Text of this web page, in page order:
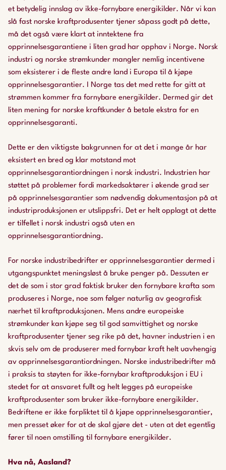
et betydelig innslag av ikke-fornybare energikilder. Når vi kan
slå fast norske kraftprodusenter tjener såpass godt på dette,
må det også være klart at inntektene fra
opprinnelsesgarantiene i liten grad har opphav i Norge. Norsk
industri og norske strømkunder mangler nemlig incentivene
som eksisterer i de fleste andre land i Europa til å kjøpe
opprinnelsesgarantier. I Norge tas det med rette for gitt at
strømmen kommer fra fornybare energikilder. Dermed gir det
liten mening for norske kraftkunder å betale ekstra for en
opprinnelsesgaranti.
Dette er den viktigste bakgrunnen for at det i mange år har
eksistert en bred og klar motstand mot
opprinnelsesgarantiordningen i norsk industri. Industrien har
støttet på problemer fordi markedsaktører i økende grad ser
på opprinnelsesgarantier som nødvendig dokumentasjon på at
industriproduksjonen er utslippsfri. Det er helt opplagt at dette
er tilfellet i norsk industri også uten en
opprinnelsesgarantiordning.
For norske industribedrifter er opprinnelsesgarantier dermed i
utgangspunktet meningsløst å bruke penger på. Dessuten er
det de som i stor grad faktisk bruker den fornybare krafta som
produseres i Norge, noe som følger naturlig av geografisk
nærhet til kraftproduksjonen. Mens andre europeiske
strømkunder kan kjøpe seg til god samvittighet og norske
kraftprodusenter tjener seg rike på det, havner industrien i en
skvis selv om de produserer med fornybar kraft helt uavhengig
av opprinnelsesgarantiordningen. Norske industribedrifter må
i praksis ta støyten for ikke-fornybar kraftproduksjon i EU i
stedet for at ansvaret fullt og helt legges på europeiske
kraftprodusenter som bruker ikke-fornybare energikilder.
Bedriftene er ikke forpliktet til å kjøpe opprinnelsesgarantier,
men presset øker for at de skal gjøre det - uten at det egentlig
fører til noen omstilling til fornybare energikilder.
Hva nå, Aasland?